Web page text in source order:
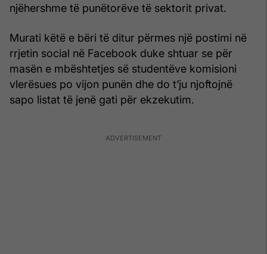
njëhershme të punëtorëve të sektorit privat.
Murati këtë e bëri të ditur përmes një postimi në
rrjetin social në Facebook duke shtuar se për
masën e mbështetjes së studentëve komisioni
vlerësues po vijon punën dhe do t’ju njoftojnë
sapo listat të jenë gati për ekzekutim.